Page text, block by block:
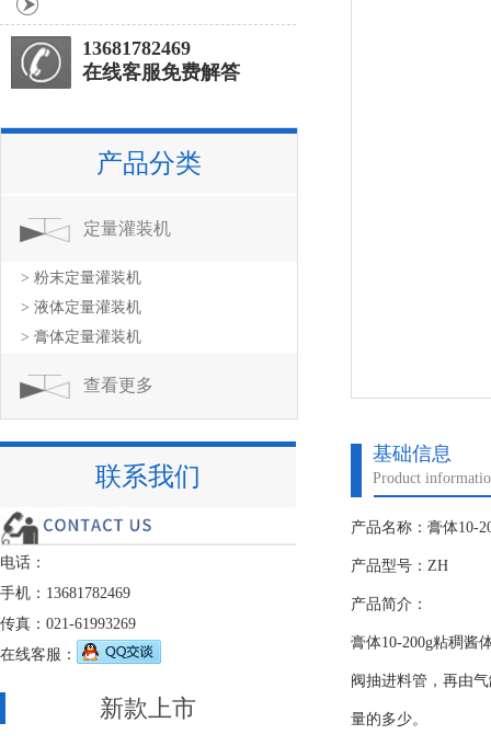
基础信息
Product
产品名称：膏体10-
产品型号：ZH
产品简介：
膏体10-200g粘稠酱
阀抽进料管，再由
量的多少。
13681782469
在线客服免费解答
产品分类
定量灌装机
> 粉末定量灌装机
> 液体定量灌装机
> 膏体定量灌装机
查看更多
联系我们
电话：
手机：13681782469
传真：021-61993269
在线客服：
新款上市